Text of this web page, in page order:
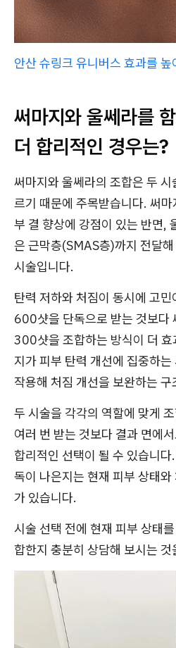
안산 슈링크 유니버스 효과를 높
써마지와 울쎄라를
더 합리적인 경우는?
써마지와 울쎄라의 조합은 두
르기 때문에 주목받습니다. 써
부 결 향상에 강점이 있는 반면,
은 근막층(SMAS층)까지 전달
시술입니다.
탄력 저하와 처짐이 동시에 고
600샷을 단독으로 받는 것보다
300샷을 조합하는 방식이 더
지가 피부 탄력 개선에 집중하
작용해 처짐 개선을 보완하는 구
두 시술을 각각의 역할에 맞게
여러 번 받는 것보다 결과 면에
합리적인 선택이 될 수 있습니
독이 나은지는 현재 피부 상태
가 있습니다.
시술 선택 전에 현재 피부 상태
합한지 충분히 상담해 보시는 것